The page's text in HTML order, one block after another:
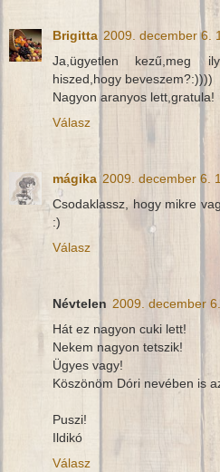
Brigitta 2009. december 6.
Ja,ügyetlen kezű,meg
hiszed,hogy beveszem?:))))
Nagyon aranyos lett,gratula!
Válasz
mágika 2009. december 6.
Csodaklassz, hogy mikre
:)
Válasz
Névtelen 2009. december
Hát ez nagyon cuki lett!
Nekem nagyon tetszik!
Ügyes vagy!
Köszönöm Dóri nevében is
Puszi!
Ildikó
Válasz